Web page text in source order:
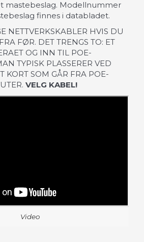
mastebeslag. Modellnummer
finnes i databladet.
NETTVERKSKABLER HVIS DU
FØR. DET TRENGS TO: ET
OG INN TIL POE-
TYPISK PLASSERER VED
KORT SOM GÅR FRA POE-
VELG KABEL!
Video